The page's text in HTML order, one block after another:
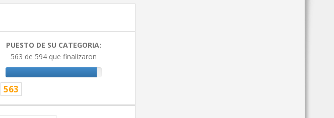
PUESTO DE SU CATEGORIA:
563 de 594 que finalizaron
563